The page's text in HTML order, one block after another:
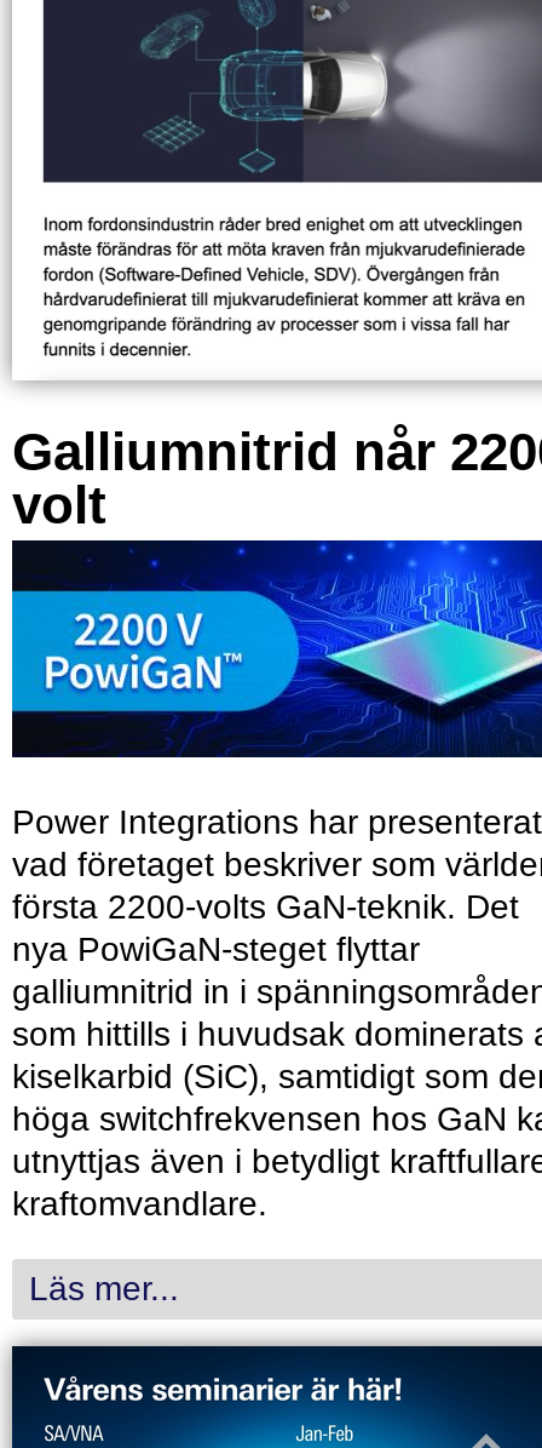
Galliumnitrid når
volt
Power Integrations har presenterat
vad företaget beskriver som
första 2200-volts GaN-teknik. Det
nya PowiGaN-steget flyttar
galliumnitrid in i
som hittills i huvudsak dominerats
kiselkarbid (SiC), samtidigt som
höga switchfrekvensen hos GaN
utnyttjas även i betydligt
kraftomvandlare.
Läs mer...